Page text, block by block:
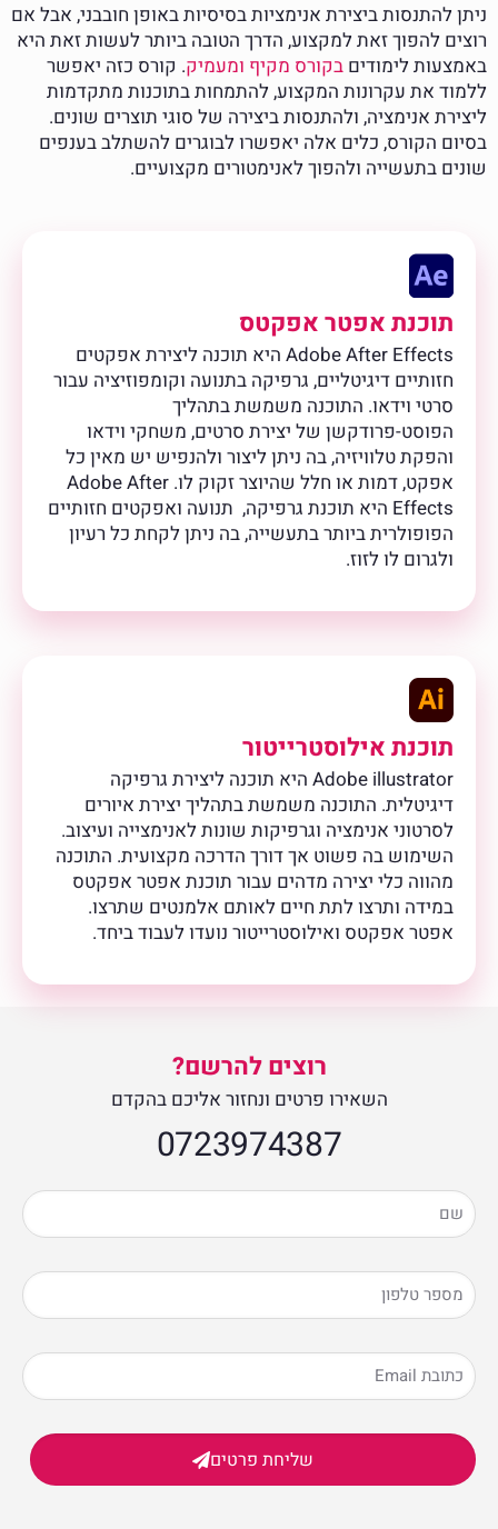
ניתן להתנסות ביצירת אנימציות בסיסיות באופן חובבני, אבל אם
רוצים להפוך זאת למקצוע, הדרך הטובה ביותר לעשות זאת היא
באמצעות לימודים בקורס מקיף ומעמיק. קורס כזה יאפשר
ללמוד את עקרונות המקצוע, להתמחות בתוכנות מתקדמות
ליצירת אנימציה, ולהתנסות ביצירה של סוגי תוצרים שונים.
בסיום הקורס, כלים אלה יאפשרו לבוגרים להשתלב בענפים
שונים בתעשייה ולהפוך לאנימטורים מקצועיים.
תוכנת אפטר אפקטס
Adobe After Effects היא תוכנה ליצירת אפקטים
חזותיים דיגיטליים, גרפיקה בתנועה וקומפוזיציה עבור
סרטי וידאו. התוכנה משמשת בתהליך
הפוסט-פרודקשן של יצירת סרטים, משחקי וידאו
והפקת טלוויזיה, בה ניתן ליצור ולהנפיש יש מאין כל
אפקט, דמות או חלל שהיוצר זקוק לו. Adobe After
Effects היא תוכנת גרפיקה, תנועה ואפקטים חזותיים
הפופולרית ביותר בתעשייה, בה ניתן לקחת כל רעיון
ולגרום לו לזוז.
תוכנת אילוסטרייטור
Adobe illustrator היא תוכנה ליצירת גרפיקה
דיגיטלית. התוכנה משמשת בתהליך יצירת איורים
לסרטוני אנימציה וגרפיקות שונות לאנימצייה ועיצוב.
השימוש בה פשוט אך דורך הדרכה מקצועית. התוכנה
מהווה כלי יצירה מדהים עבור תוכנת אפטר אפקטס
במידה ותרצו לתת חיים לאותם אלמנטים שתרצו.
אפטר אפקטס ואילוסטרייטור נועדו לעבוד ביחד.
רוצים להרשם?
השאירו פרטים ונחזור אליכם בהקדם
0723974387​
שליחת פרטים